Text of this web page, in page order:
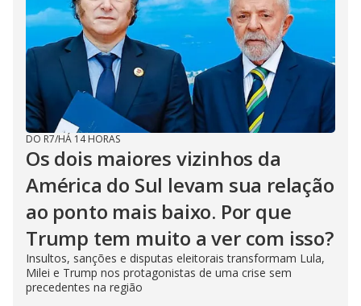
DO R7/HÁ 14 HORAS
Os dois maiores vizinhos da
América do Sul levam sua relação
ao ponto mais baixo. Por que
Trump tem muito a ver com isso?
Insultos, sanções e disputas eleitorais transformam Lula,
Milei e Trump nos protagonistas de uma crise sem
precedentes na região